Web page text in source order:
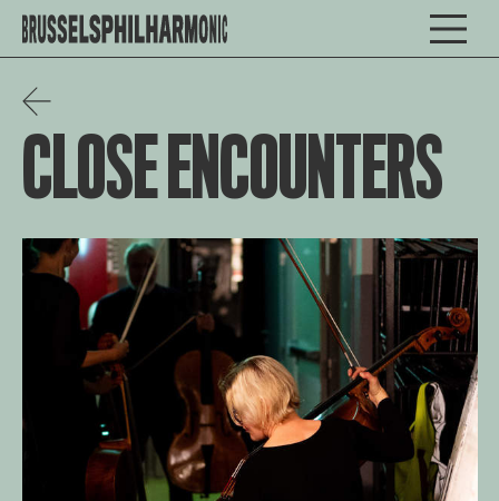
CLOSE ENCOUNTERS